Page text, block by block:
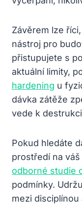
Závěrem lze
nástroj pro
přistupujete s
aktuální limity,
hardening u
dávka zátěže
vede k
Pokud hledáte
prostředí na
odborné studie
podmínky.
mezi